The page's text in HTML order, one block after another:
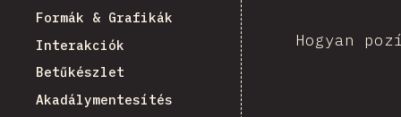
Formák & Grafikák
Interakciók
Betűkészlet
Akadálymentesítés
Hogyan